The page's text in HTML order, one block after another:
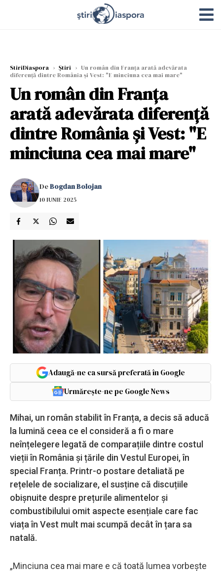
StiriDiaspora › Știri › Un român din Franța arată adevărata
diferență dintre România și Vest: "E minciuna cea mai mare"
Un român din Franța
arată adevărata diferență
dintre România și Vest: "E
minciuna cea mai mare"
DeBogdan Bolojan
10 IUNIE 2025
Adaugă-ne ca sursă preferată în Google
Urmărește-ne pe Google News
Mihai, un român stabilit în Franța, a decis să aducă
la lumină ceea ce el consideră a fi o mare
neînțelegere legată de comparațiile dintre costul
vieții în România și țările din Vestul Europei, în
special Franța. Printr-o postare detaliată pe
rețelele de socializare, el susține că discuțiile
obișnuite despre prețurile alimentelor și
combustibilului omit aspecte esențiale care fac
viața în Vest mult mai scumpă decât în țara sa
natală.
„Minciuna cea mai mare e că toată lumea vorbește